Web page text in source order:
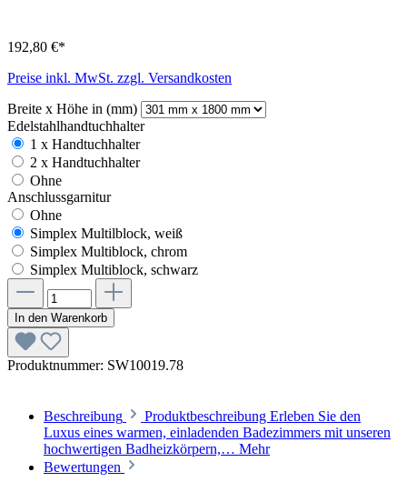
192,80 €*
Preise inkl. MwSt. zzgl. Versandkosten
Breite x Höhe in (mm)
Edelstahlhandtuchhalter
1 x Handtuchhalter
2 x Handtuchhalter
Ohne
Anschlussgarnitur
Ohne
Simplex Multilblock, weiß
Simplex Multiblock, chrom
Simplex Multiblock, schwarz
In den Warenkorb
Produktnummer: SW10019.78
Beschreibung
Produktbeschreibung Erleben Sie den
Luxus eines warmen, einladenden Badezimmers mit unseren
hochwertigen Badheizkörpern,… Mehr
Bewertungen